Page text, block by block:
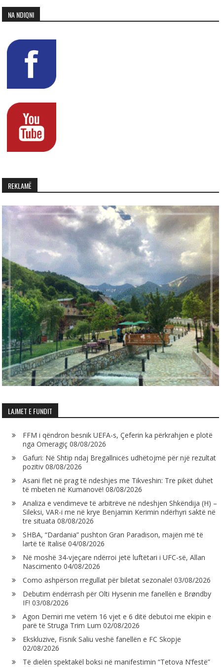
NA NDIQNI
REKLAMË
LAJMET E FUNDIT
FFM i qëndron besnik UEFA-s, Çeferin ka përkrahjen e plotë
nga Omeragiç 08/08/2026
Gafuri: Në Shtip ndaj Bregallnicës udhëtojmë për një rezultat
pozitiv 08/08/2026
Asani flet në prag të ndeshjes me Tikveshin: Tre pikët duhet
të mbeten në Kumanovë! 08/08/2026
Analiza e vendimeve të arbitrëve në ndeshjen Shkëndija (H) –
Sileksi, VAR-i me në krye Benjamin Kerimin ndërhyri saktë në
tre situata 08/08/2026
SHBA, “Dardania” pushton Gran Paradison, majën më të
lartë të Italisë 04/08/2026
Në moshë 34-vjeçare ndërroi jetë luftëtari i UFC-së, Allan
Nascimento 04/08/2026
Como ashpërson rregullat për biletat sezonale! 03/08/2026
Debutim ëndërrash për Olti Hysenin me fanellën e Brøndby
IF! 03/08/2026
Agon Demiri me vetëm 16 vjet e 6 ditë debutoi me ekipin e
parë të Struga Trim Lum 02/08/2026
Ekskluzive, Fisnik Saliu veshë fanellën e FC Skopje
02/08/2026
Të dielën spektakël boksi në manifestimin “Tetova N’festë”